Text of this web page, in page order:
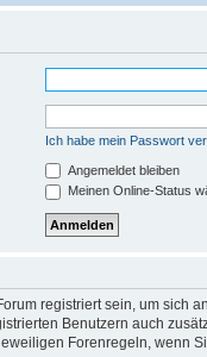
Ich habe mein Passwort
Angemeldet bleiben
Meinen Online-Status
registriert sein, um sich
Benutzern auch
Forenregeln, wenn